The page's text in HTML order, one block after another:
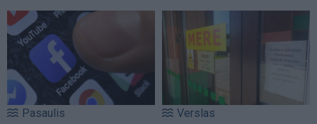
Pasaulis Verslas